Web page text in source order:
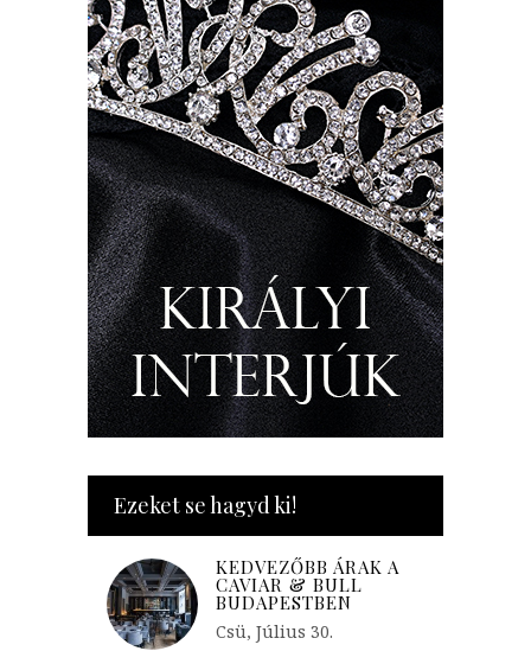
Ezeket se hagyd ki!
KEDVEZŐBB ÁRAK A
CAVIAR & BULL
BUDAPESTBEN
Csü, Július 30.